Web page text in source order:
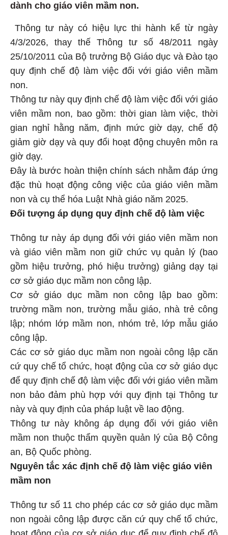
dành cho giáo viên mầm non.
Thông tư này có hiệu lực thi hành kể từ ngày
4/3/2026, thay thế Thông tư số 48/2011 ngày
25/10/2011 của Bộ trưởng Bộ Giáo dục và Đào tạo
quy định chế độ làm việc đối với giáo viên mầm
non.
Thông tư này quy định chế độ làm việc đối với giáo
viên mầm non, bao gồm: thời gian làm việc, thời
gian nghỉ hằng năm, định mức giờ dạy, chế độ
giảm giờ dạy và quy đổi hoạt động chuyên môn ra
giờ dạy.
Đây là bước hoàn thiện chính sách nhằm đáp ứng
đặc thù hoạt động công việc của giáo viên mầm
non và cụ thể hóa Luật Nhà giáo năm 2025.
Đối tượng áp dụng quy định chế độ làm việc
Thông tư này áp dụng đối với giáo viên mầm non
và giáo viên mầm non giữ chức vụ quản lý (bao
gồm hiệu trưởng, phó hiệu trưởng) giảng dạy tại
cơ sở giáo dục mầm non công lập.
Cơ sở giáo dục mầm non công lập bao gồm:
trường mầm non, trường mẫu giáo, nhà trẻ công
lập; nhóm lớp mầm non, nhóm trẻ, lớp mẫu giáo
công lập.
Các cơ sở giáo dục mầm non ngoài công lập căn
cứ quy chế tổ chức, hoạt động của cơ sở giáo dục
để quy định chế độ làm việc đối với giáo viên mầm
non bảo đảm phù hợp với quy định tại Thông tư
này và quy định của pháp luật về lao động.
Thông tư này không áp dụng đối với giáo viên
mầm non thuộc thẩm quyền quản lý của Bộ Công
an, Bộ Quốc phòng.
Nguyên tắc xác định chế độ làm việc giáo viên
mầm non
Thông tư số 11 cho phép các cơ sở giáo dục mầm
non ngoài công lập được căn cứ quy chế tổ chức,